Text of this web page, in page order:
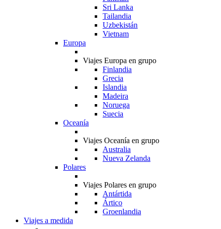
Sri Lanka
Tailandia
Uzbekistán
Vietnam
Europa
Viajes Europa en grupo
Finlandia
Grecia
Islandia
Madeira
Noruega
Suecia
Oceanía
Viajes Oceanía en grupo
Australia
Nueva Zelanda
Polares
Viajes Polares en grupo
Antártida
Ártico
Groenlandia
Viajes a medida